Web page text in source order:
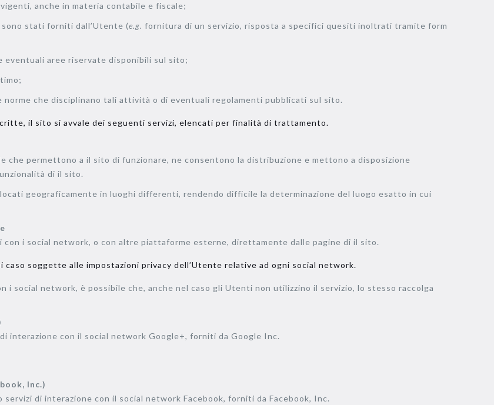
anche in materia contabile e fiscale;
stati forniti dall’Utente (e.g. fornitura di un servizio, risposta a specifici quesiti inoltrati tramite form
eventuali aree riservate disponibili sul sito;
che disciplinano tali attività o di eventuali regolamenti pubblicati sul sito.
il sito si avvale dei seguenti servizi, elencati per finalità di trattamento.
che permettono a il sito di funzionare, ne consentono la distribuzione e mettono a disposizione
di il sito.
geograficamente in luoghi differenti, rendendo difficile la determinazione del luogo esatto in cui
i social network, o con altre piattaforme esterne, direttamente dalle pagine di il sito.
soggette alle impostazioni privacy dell’Utente relative ad ogni social network.
i social network, è possibile che, anche nel caso gli Utenti non utilizzino il servizio, lo stesso raccolga
interazione con il social network Google+, forniti da Google Inc.
Inc.)
servizi di interazione con il social network Facebook, forniti da Facebook, Inc.